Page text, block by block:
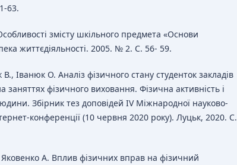
63.
змісту шкільного предмета «Основи
життєдіяльності. 2005. № 2. С. 56- 59.
Іванюк О. Аналіз фізичного стану студенток закладів
заняттях фізичного виховання. Фізична активність і
Збірник тез доповідей IV Міжнародної науково-
конференції (10 червня 2020 року). Луцьк, 2020. С.
А. Вплив фізичних вправ на фізичний